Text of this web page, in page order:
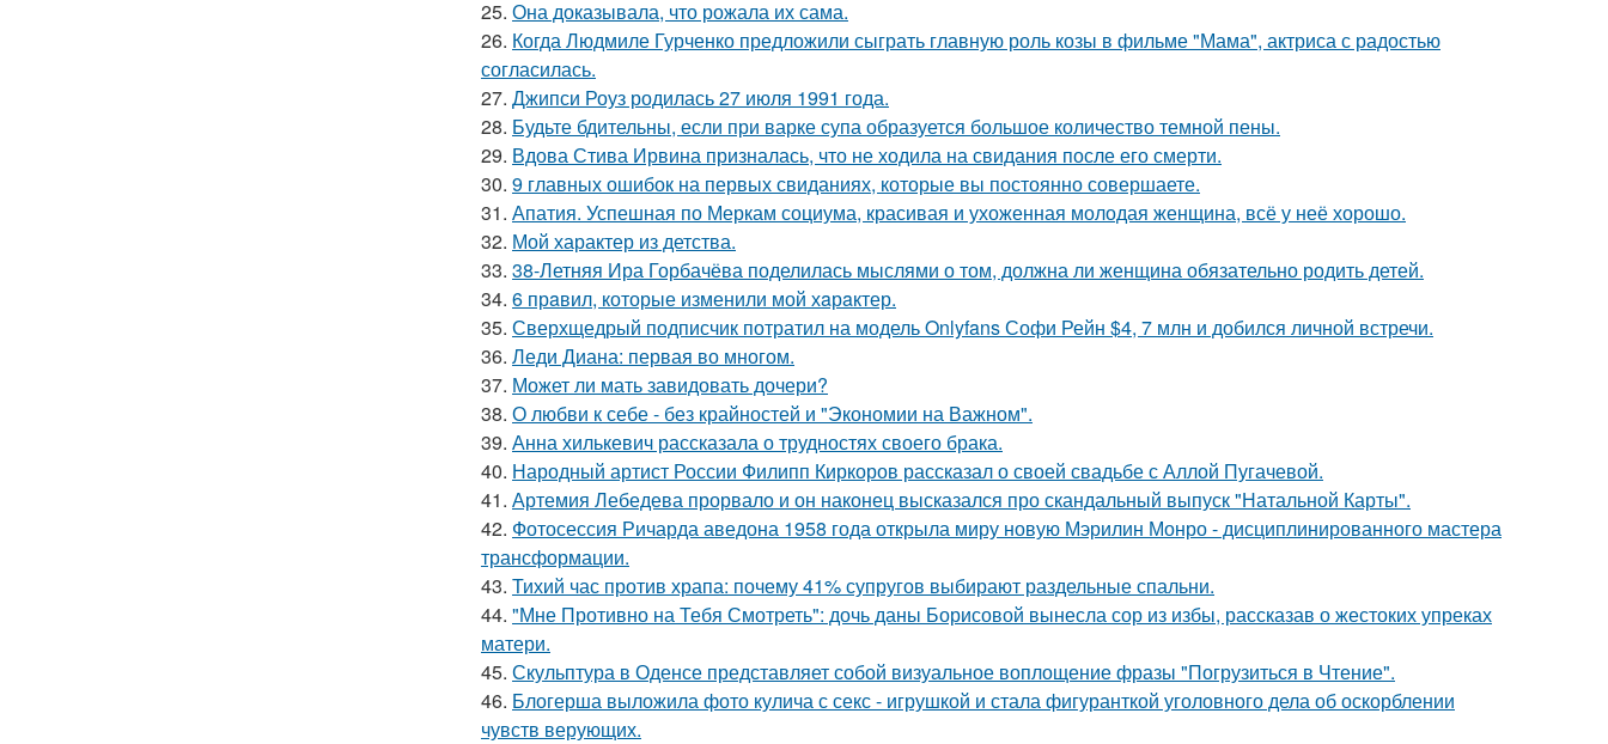
25. Она доказывала, что рожала их сама.
26. Когда Людмиле Гурченко предложили сыграть главную роль козы в фильме "Мама", актриса с радостью
согласилась.
27. Джипси Роуз родилась 27 июля 1991 года.
28. Будьте бдительны, если при варке супа образуется большое количество темной пены.
29. Вдова Стива Ирвина призналась, что не ходила на свидания после его смерти.
30. 9 главных ошибок на первых свиданиях, которые вы постоянно совершаете.
31. Апатия. Успешная по Меркам социума, красивая и ухоженная молодая женщина, всё у неё хорошо.
32. Мой характер из детства.
33. 38-Летняя Ира Горбачёва поделилась мыслями о том, должна ли женщина обязательно родить детей.
34. 6 прaвил, которые изменили мой хaрaктер.
35. Сверхщедрый подписчик потратил на модель Onlyfans Софи Рейн $4, 7 млн и добился личной встречи.
36. Леди Диана: первая во многом.
37. Может ли мать завидовать дочери?
38. О любви к себе - без крайностей и "Экономии на Важном".
39. Анна хилькевич рассказала о трудностях своего брака.
40. Народный артист России Филипп Киркоров рассказал о своей свадьбе с Аллой Пугачевой.
41. Артемия Лебедева прорвало и он наконец высказался про скандальный выпуск "Натальной Карты".
42. Фотосессия Ричарда аведона 1958 года открыла миру новую Мэрилин Монро - дисциплинированного мастера
трансформации.
43. Тихий час против храпа: почему 41% супругов выбирают раздельные спальни.
44. "Мне Противно на Тебя Смотреть": дочь даны Борисовой вынесла сор из избы, рассказав о жестоких упреках
матери.
45. Скульптура в Оденсе представляет собой визуальное воплощение фразы "Погрузиться в Чтение".
46. Блогерша выложила фото кулича с секс - игрушкой и стала фигуранткой уголовного дела об оскорблении
чувств верующих.